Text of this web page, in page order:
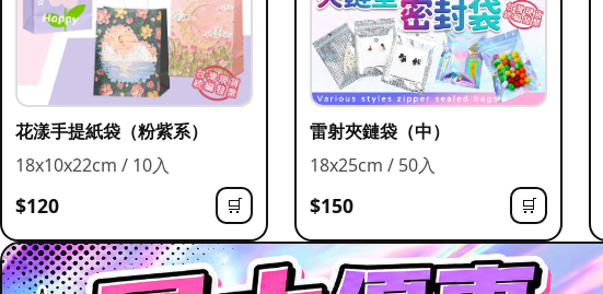
花漾手提紙袋（粉紫系）
18x10x22cm / 10入
$120 🛒
雷射夾鏈袋（中）
18x25cm / 50入
$150 🛒